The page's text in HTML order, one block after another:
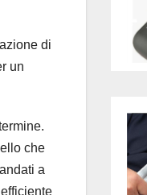
di
un
che
a